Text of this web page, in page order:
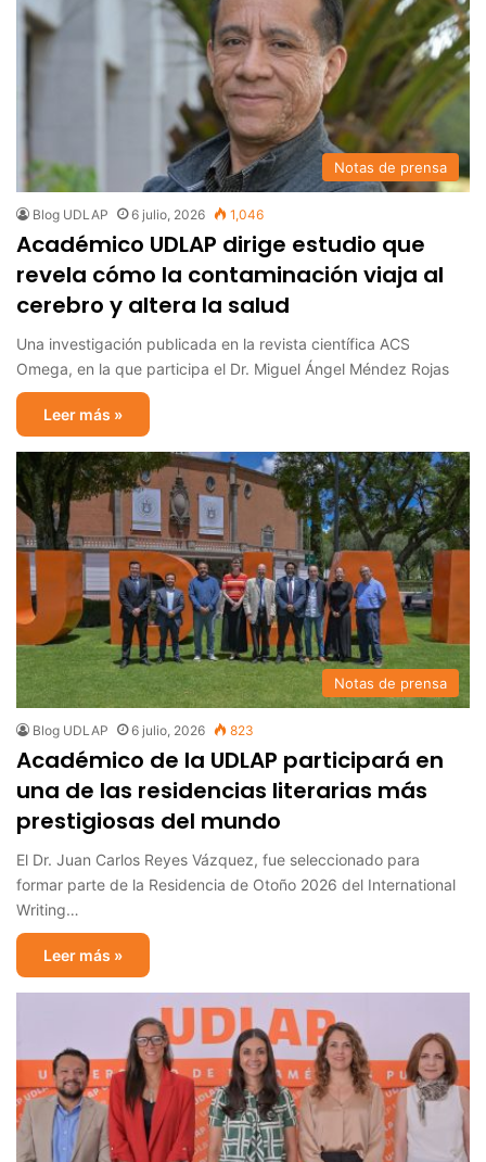
Notas de prensa
Blog UDLAP 6 julio, 2026 1,046
Académico UDLAP dirige estudio que
revela cómo la contaminación viaja al
cerebro y altera la salud
Una investigación publicada en la revista científica ACS
Omega, en la que participa el Dr. Miguel Ángel Méndez Rojas
Leer más »
Notas de prensa
Blog UDLAP 6 julio, 2026 823
Académico de la UDLAP participará en
una de las residencias literarias más
prestigiosas del mundo
El Dr. Juan Carlos Reyes Vázquez, fue seleccionado para
formar parte de la Residencia de Otoño 2026 del International
Writing…
Leer más »